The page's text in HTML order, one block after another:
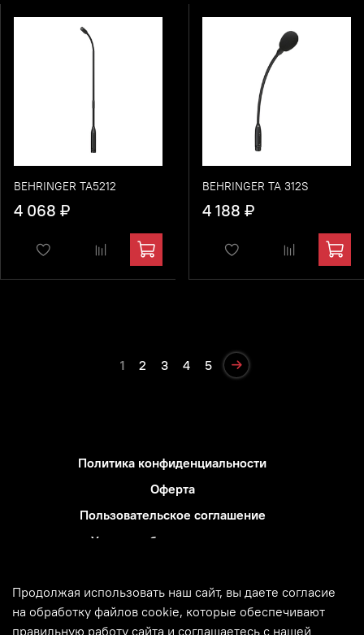
BEHRINGER TA5212
4 068 ₽
BEHRINGER TA 312S
4 188 ₽
1 2 3 4 5
Политика конфиденциальности
Оферта
Пользовательское соглашение
Условия обмена и возврата
Использование метрических программ
Политика обработки персональных данных
Продолжая использовать наш сайт, вы даете согласие
на обработку файлов cookie, которые обеспечивают
правильную работу сайта и соглашаетесь с нашей